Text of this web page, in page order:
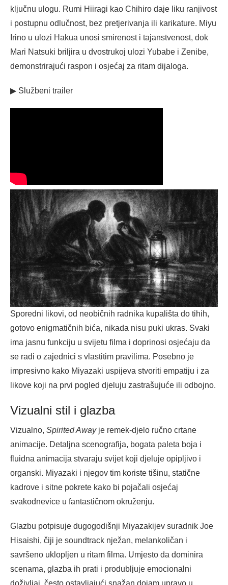
ključnu ulogu. Rumi Hiiragi kao Chihiro daje liku ranjivost
i postupnu odlučnost, bez pretjerivanja ili karikature. Miyu
Irino u ulozi Hakua unosi smirenost i tajanstvenost, dok
Mari Natsuki briljira u dvostrukoj ulozi Yubabe i Zenibe,
demonstrirajući raspon i osjećaj za ritam dijaloga.
▶ Službeni trailer
Sporedni likovi, od neobičnih radnika kupališta do tihih,
gotovo enigmatičnih bića, nikada nisu puki ukras. Svaki
ima jasnu funkciju u svijetu filma i doprinosi osjećaju da
se radi o zajednici s vlastitim pravilima. Posebno je
impresivno kako Miyazaki uspijeva stvoriti empatiju i za
likove koji na prvi pogled djeluju zastrašujuće ili odbojno.
Vizualni stil i glazba
Vizualno, Spirited Awayje remek-djelo ručno crtane
animacije. Detaljna scenografija, bogata paleta boja i
fluidna animacija stvaraju svijet koji djeluje opipljivo i
organski. Miyazaki i njegov tim koriste tišinu, statične
kadrove i sitne pokrete kako bi pojačali osjećaj
svakodnevice u fantastičnom okruženju.
Glazbu potpisuje dugogodišnji Miyazakijev suradnik Joe
Hisaishi, čiji je soundtrack nježan, melankoličan i
savršeno uklopljen u ritam filma. Umjesto da dominira
scenama, glazba ih prati i produbljuje emocionalni
doživljaj, često ostavljajući snažan dojam upravo u